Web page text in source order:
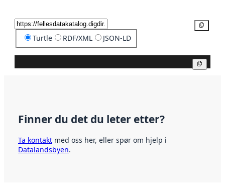
Turtle RDF/XML JSON-LD
Finner du det du leter etter?
Ta kontakt med oss her, eller spør om hjelp i
Datalandsbyen.